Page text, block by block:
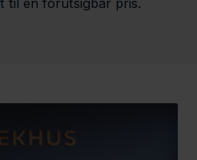
til en forutsigbar pris.